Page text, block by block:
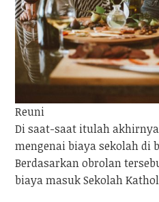
Reuni
Di saat-saat itulah
mengenai biaya sekolah di
Berdasarkan obrolan
biaya masuk Sekolah